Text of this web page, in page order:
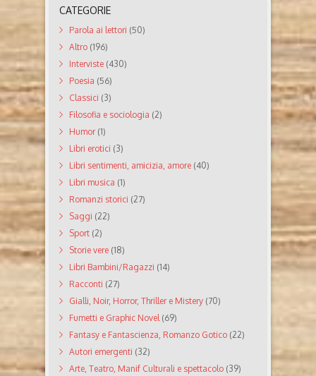
CATEGORIE
Parola ai lettori (50)
Altro (196)
Interviste (430)
Poesia (56)
Classici (3)
Filosofia e sociologia (2)
Humor(1)
Libri erotici (3)
Libri sentimenti, amicizia, amore (40)
Libri musica (1)
Romanzi storici (27)
Saggi (22)
Sport (2)
Storie vere (18)
Libri Bambini/Ragazzi (14)
Racconti (27)
Gialli, Noir, Horror, Thriller e Mistery (70)
Fumetti e Graphic Novel(69)
Fantasy e Fantascienza, Romanzo Gotico (22)
Autori emergenti (32)
Arte, Teatro, Manif Culturali e spettacolo (39)